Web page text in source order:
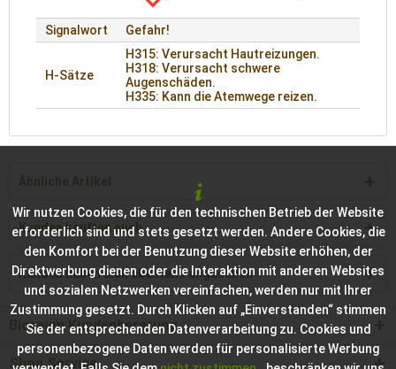
Signalwort Gefahr!
H-Sätze
H315: Verursacht Hautreizungen.
H318: Verursacht schwere
Augenschäden.
H335: Kann die Atemwege reizen.
Ähnliche Artikel
Kunden kauften auch
Kunden haben sich ebenfalls angesehen
Bioraum Kundenberatung
Shop Service
Wir nutzen Cookies, die für den technischen Betrieb der Website
erforderlich sind und stets gesetzt werden. Andere Cookies, die
den Komfort bei der Benutzung dieser Website erhöhen, der
Direktwerbung dienen oder die Interaktion mit anderen Websites
und sozialen Netzwerken vereinfachen, werden nur mit Ihrer
Zustimmung gesetzt. Durch Klicken auf „Einverstanden“ stimmen
Sie der entsprechenden Datenverarbeitung zu. Cookies und
personenbezogene Daten werden für personalisierte Werbung